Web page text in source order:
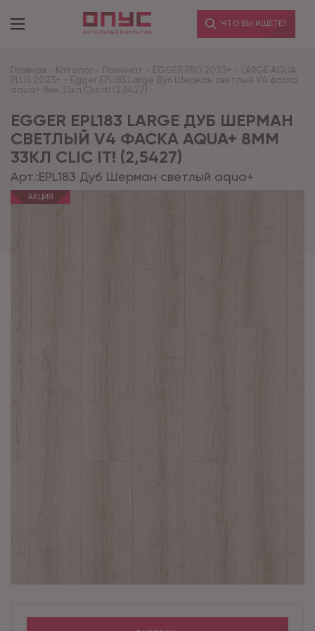
ЧТО ВЫ ИЩЕТЕ?
Главная - Каталог - Ламинат - EGGER PRO 2023+ - LARGE AQUA
PLUS 2023+ - Egger EPL183 Large Дуб Шерман светлый V4 фаска
aqua+ 8мм 33кл Clic it! (2,5427)
EGGER EPL183 LARGE ДУБ ШЕРМАН
СВЕТЛЫЙ V4 ФАСКА AQUA+ 8ММ
33КЛ CLIC IT! (2,5427)
Арт.:EPL183 Дуб Шерман светлый aqua+
АКЦИЯ